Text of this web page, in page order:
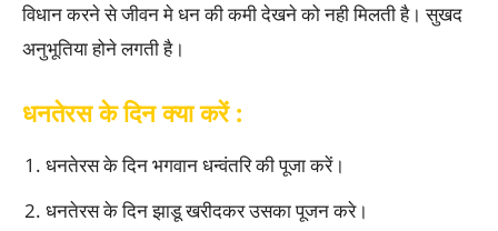
विधान करने से जीवन मे धन की कमी देखने को नही मिलती है। सुखद
अनुभूतिया होने लगती है।
धनतेरस के दिन क्या करें :
धनतेरस के दिन भगवान धन्वंतरि की पूजा करें।
धनतेरस के दिन झाडू खरीदकर उसका पूजन करे।